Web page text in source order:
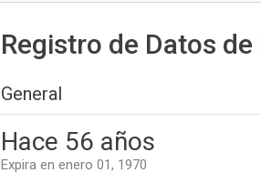
Registro de Datos
General
Hace 56 años
Expira en enero 01, 1970